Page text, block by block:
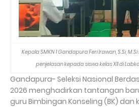
Kepala SMKN 1 Gandapura Feri Irawan, S.Si,
penjelasan kepada siswa kelas XII di
Gandapura- Seleksi Nasional
2026 menghadirkan tantangan
guru Bimbingan Konseling (BK) dan